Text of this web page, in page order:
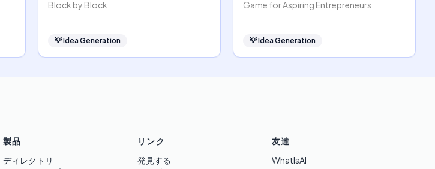
Block by Block
💡Idea Generation
Game for Aspiring Entrepreneurs
💡Idea Generation
製品
ディレクトリ
リンク
発見する
友達
WhatIsAI